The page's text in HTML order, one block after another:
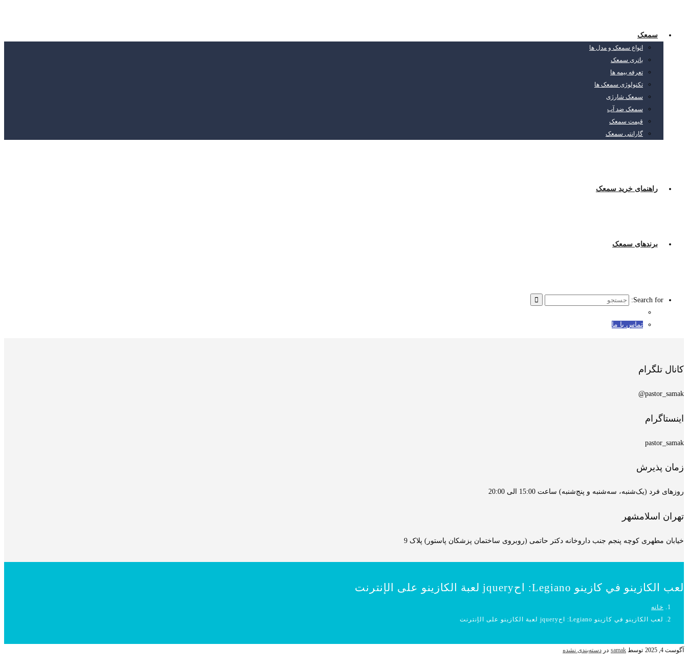
سمعک
انواع سمعک و مدل ها
باتری سمعک
تعرفه بیمه ها
تکنولوژی سمعک ها
سمعک شارژی
سمعک ضد آب
قیمت سمعک
گارانتی سمعک
راهنمای خرید سمعک
برندهای سمعک
Search for:
تماس با ما
کانال تلگرام
pastor_samak@
اینستاگرام
pastor_samak
زمان پذیرش
روزهای فرد (یک‌شنبه، سه‌شنبه و پنج‌شنبه) ساعت 15:00 الی 20:00
تهران اسلامشهر
خیابان مطهری کوچه پنجم جنب داروخانه دکتر حاتمی (روبروی ساختمان پزشکان پاستور) پلاک 9
لعب الكازينو في كازينو Legiano: احjquery لعبة الكازينو على الإنترنت
خانه
لعب الكازينو في كازينو Legiano: احjquery لعبة الكازينو على الإنترنت
آگوست 4, 2025 توسط samak در دسته‌بندی نشده